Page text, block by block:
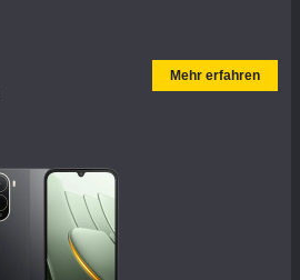
Mehr erfahren